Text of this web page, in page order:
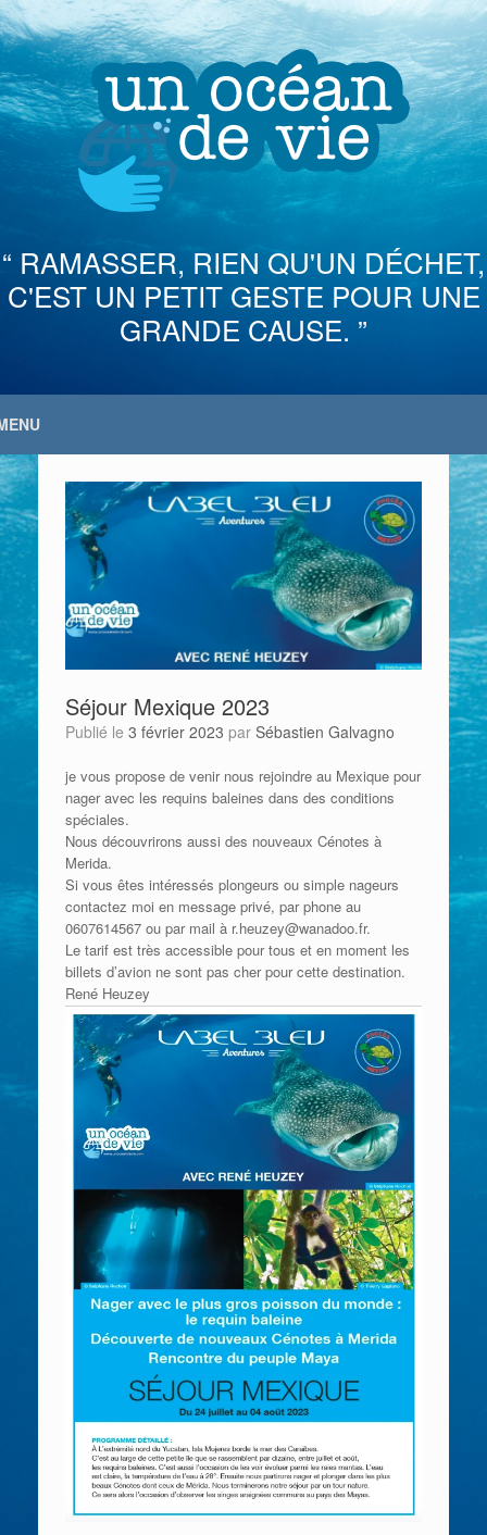
Skip
to
content
“ RAMASSER, RIEN QU'UN DÉCHET,
C'EST UN PETIT GESTE POUR UNE
GRANDE CAUSE. ”
Séjour Mexique 2023
Publié le 3 février 2023 par Sébastien Galvagno
je vous propose de venir nous rejoindre au Mexique pour
nager avec les requins baleines dans des conditions
spéciales.
Nous découvrirons aussi des nouveaux Cénotes à
Merida.
Si vous êtes intéressés plongeurs ou simple nageurs
contactez moi en message privé, par phone au
0607614567 ou par mail à r.heuzey@wanadoo.fr.
Le tarif est très accessible pour tous et en moment les
billets d’avion ne sont pas cher pour cette destination.
René Heuzey